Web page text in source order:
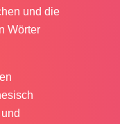
und die
Wörter